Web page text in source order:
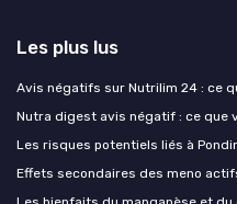
Les plus lus
Avis négatifs sur Nutrilim 24 : ce
Nutra digest avis négatif : ce que
Les risques potentiels liés à
Effets secondaires des meno